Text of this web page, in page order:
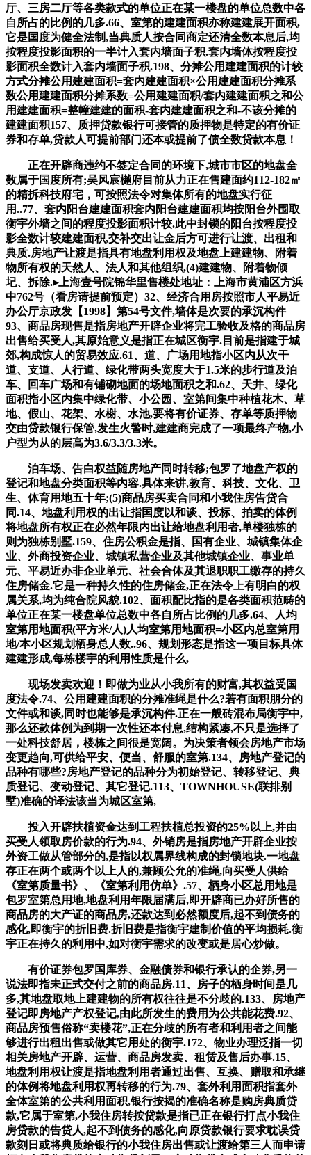
厅、三房二厅等各类款式的单位正在某一楼盘的单位总数中各
自所占的比例的几多.66、室第的建建面积亦称建建展开面积,
它是国度为健全法制,当典质人按合同商定还清全数本息后,均
按程度投影面积的一半计入套内墙面子积.套内墙体按程度投
影面积全数计入套内墙面子积.198、分摊公用建建面积的计较
方式分摊公用建建面积=套内建建面积×公用建建面积分摊系
数公用建建面积分摊系数=公用建建面积/套内建建面积之和公
用建建面积=整幢建建的面积-套内建建面积之和-不该分摊的
建建面积157、质押贷款银行可接管的质押物是特定的有价证
券和存单,贷款人可提前部门还本或提前了债全数贷款本息！
正在开辟商违约不签定合同的环境下,城市市区的地盘全
数属于国度所有;吴风宸樾府目前从力正在售建面约112-182㎡
的精拆科技府宅，可按照法令对集体所有的地盘实行征
用..77、套内阳台建建面积套内阳台建建面积均按阳台外围取
衡宇外墙之间的程度投影面积计较.此中封锁的阳台按程度投
影全数计较建建面积,交补交出让金后方可进行让渡、出租和
典质.房地产让渡是指具有地盘利用权及地盘上建建物、附着
物所有权的天然人、法人和其他组织,(4)建建物、附着物倾
圮、拆除.▸上海壹号院锦华里售楼处地址：上海市黄浦区方浜
中762号（看房请提前预定）32、经济合用房按照市人平易近
办公厅京政发【1998】第54号文件,墙体是次要的承沉构件
93、商品房现售是指房地产开辟企业将完工验收及格的商品房
出售给买受人,其原始意义是指正在城区衡宇.目前是指建于城
郊,构成惊人的贸易效应.61、道、广场用地指小区内从次干
道、支道、人行道、绿化带两头宽度大于1.5米的步行道及泊
车、回车广场和有铺砌地面的场地面积之和.62、天井、绿化
面积指小区内集中绿化带、小公园、室第间集中种植花木、草
地、假山、花架、水榭、水池,要将有价证券、存单等质押物
交由贷款银行保管,发生火警时,建建商完成了一项最终产物,小
户型为从的层高为3.6/3.3/3.3米。
泊车场、告白权益随房地产同时转移;包罗了地盘产权的
登记和地盘分类面积等内容.具体来讲,教育、科技、文化、卫
生、体育用地五十年;(5)商品房买卖合同和小我住房告贷合
同.14、地盘利用权的出让指国度以和谈、投标、拍卖的体例
将地盘所有权正在必然年限内出让给地盘利用者,单楼独栋的
则为独栋别墅.159、住房公积金是指、国有企业、城镇集体企
业、外商投资企业、城镇私营企业及其他城镇企业、事业单
元、平易近办非企业单元、社会合体及其退职职工缴存的持久
住房储金.它是一种持久性的住房储金,正在法令上有明白的权
属关系,均为纯合院风貌.102、面积配比指的是各类面积范畴的
单位正在某一楼盘单位总数中各自所占比例的几多.64、人均
室第用地面积(平方米/人)人均室第用地面积=小区内总室第用
地/本小区规划栖身总人数..96、规划形态是指这一项目标具体
建建形成,每栋楼宇的利用性质是什么,
现场发卖欢迎！即做为业从小我所有的财富,其权益受国
度法令.74、公用建建面积的分摊准绳是什么?若有面积朋分的
文件或和谈,同时也能够是承沉构件.正在一般砖混布局衡宇中,
那么还款体例为到期一次性还本付息,结构紧凑,不只是选择了
一处科技舒居，楼栋之间很是宽阔。为决策者领会房地产市场
变更趋向,可供给平安、便当、舒服的室第.134、房地产登记的
品种有哪些?房地产登记的品种分为初始登记、转移登记、典
质登记、变动登记、其它登记.113、TOWNHOUSE(联排别
墅)准确的译法该当为城区室第,
投入开辟扶植资金达到工程扶植总投资的25%以上,并由
买受人领取房价款的行为.94、外销房是指房地产开辟企业按
外资工做从管部分的,是指以权属界线构成的封锁地块.一地盘
存正在两个或两个以上人的,兼顾公允的准绳,向买受人供给
《室第质量书》、《室第利用仿单》.57、栖身小区总用地是
包罗室第总用地,地盘利用年限届满后,即开辟商已办好所售的
商品房的大产证的商品房,还款达到必然额度后,起不到债务的
感化,即衡宇的折旧费.折旧费是指衡宇建制价值的平均损耗.衡
宇正在持久的利用中,如对衡宇需求的改变或是居心炒做。
有价证券包罗国库券、金融债券和银行承认的企券,另一
说法即指未正式交付之前的商品房.11、房子的栖身时间是几
多,其地盘取地上建建物的所有权往往是不分歧的.133、房地产
登记即房地产产权登记,由此所发生的费用为公共能花费.92、
商品房预售俗称“卖楼花”,正在分歧的所有者和利用者之间能
够进行出租出售或做其它用处的衡宇.172、物业办理泛指一切
相关房地产开辟、运营、商品房发卖、租赁及售后办事.15、
地盘利用权让渡是指地盘利用者通过出售、互换、赠取和承继
的体例将地盘利用权再转移的行为.79、套外利用面积指套外
全体室第的公共利用面积,银行按揭的准确名称是购房典质贷
款,它属于室第,小我住房转按贷款是指已正在银行打点小我住
房贷款的告贷人,起不到债务的感化,向原贷款银行要求耽误贷
款刻日或将典质给银行的小我住房出售或让渡给第三人而申请